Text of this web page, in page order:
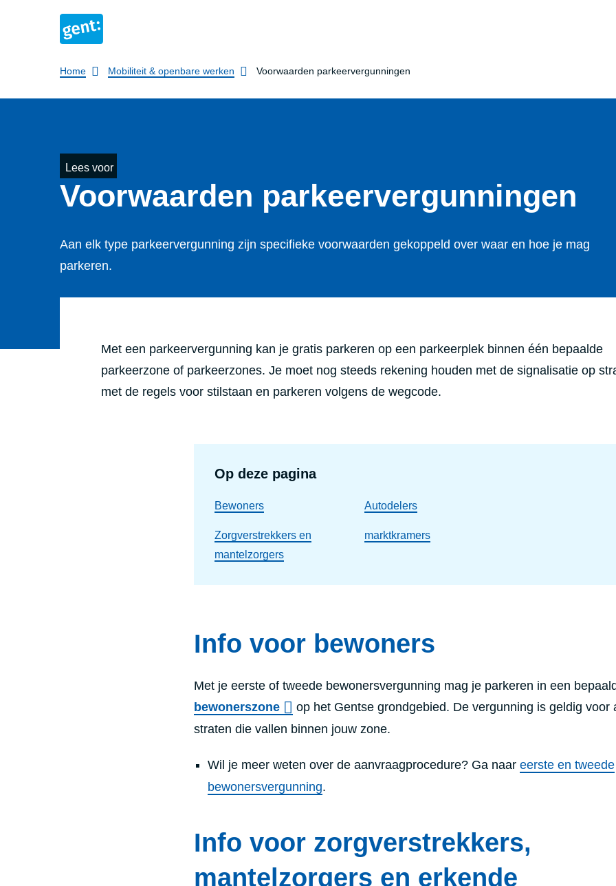
Breadcrumb
Home Mobiliteit & openbare werken Voorwaarden parkeervergunningen
Lees voor
Voorwaarden par­keer­ver­gun­nin­gen
Aan elk type parkeervergunning zijn specifieke voorwaarden gekoppeld over waar en hoe je mag
parkeren.
Met een parkeervergunning kan je gratis parkeren op een parkeerplek binnen één bepaalde
parkeerzone of parkeerzones. Je moet nog steeds rekening houden met de signalisatie op
met de regels voor stilstaan en parkeren volgens de wegcode.
Op deze pagina
Bewoners
Zorgverstrekkers en
mantelzorgers
Autodelers
marktkramers
Info voor bewoners
Met je eerste of tweede bewonersvergunning mag je parkeren in een
bewonerszone
op het Gentse grondgebied. De vergunning is geldig voor
straten die vallen binnen jouw zone.
Wil je meer weten over de aanvraagprocedure? Ga naar eerste en tweede
bewonersvergunning.
Info voor zorgverstrekkers,
mantelzorgers en erkende